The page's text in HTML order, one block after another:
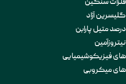
سنگین
آزاد
متیل پارابن
فیزیکوشیمیایی
میکروبی